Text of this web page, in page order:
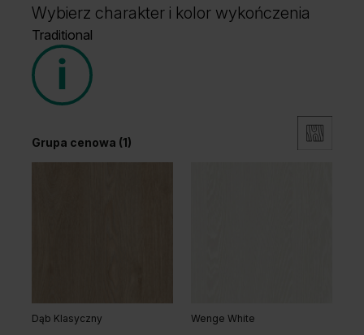
Wybierz charakter i kolor wykończenia
Traditional
Grupa cenowa (1)
Dąb Klasyczny Wenge White